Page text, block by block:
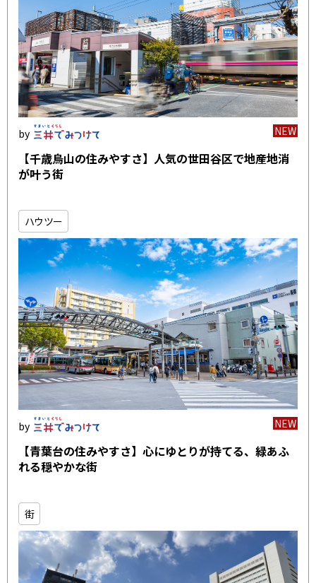
NEW
【千歳烏山の住みやすさ】人気の世田谷区で地産地消
が叶う街
ハウツー
NEW
【青葉台の住みやすさ】心にゆとりが持てる、緑あふ
れる穏やかな街
街